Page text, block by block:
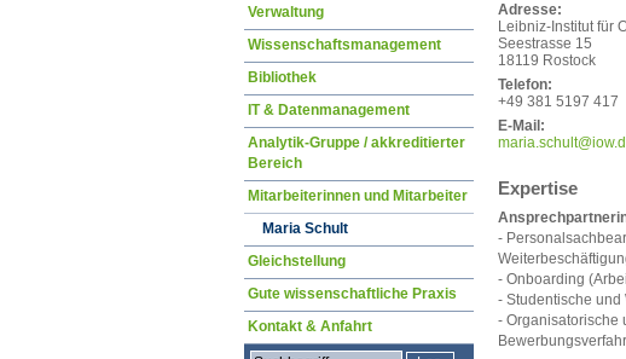
Adresse:
Leibniz-Institut für
Seestrasse 15
18119 Rostock
Telefon:
+49 381 5197 417
E-Mail:
mari
Expertise
-
- Onboarding
- Studentische und
- Organisatorische
Verwaltung
Wissenschaftsmanagement
Bibliothek
IT & Datenmanagement
Analytik-Gruppe / akkreditierter
Bereich
Mitarbeiterinnen und Mitarbeiter
Maria Schult
Gleichstellung
Gute wissenschaftliche Praxis
Kontakt & Anfahrt